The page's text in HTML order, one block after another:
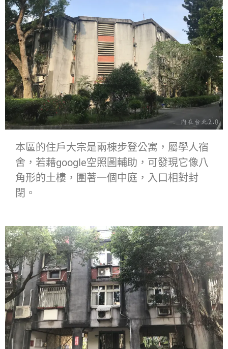
本區的住戶大宗是兩棟步登公寓，屬學人宿
舍，若藉google空照圖輔助，可發現它像八
角形的土樓，圍著一個中庭，入口相對封
閉。